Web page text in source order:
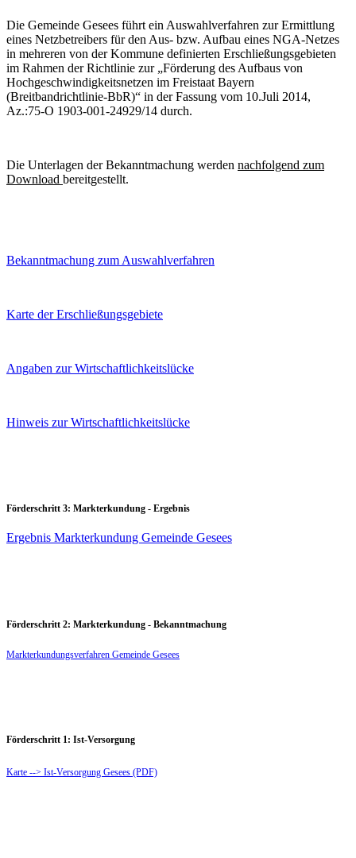
Die Gemeinde Gesees führt ein Auswahlverfahren zur Ermittlung
eines Netzbetreibers für den Aus- bzw. Aufbau eines NGA-Netzes
in mehreren von der Kommune definierten Erschließungsgebieten
im Rahmen der Richtlinie zur „Förderung des Aufbaus von
Hochgeschwindigkeitsnetzen im Freistaat Bayern
(Breitbandrichtlinie-BbR)“ in der Fassung vom 10.Juli 2014,
Az.:75-O 1903-001-24929/14 durch.
Die Unterlagen der Bekanntmachung werden nachfolgend zum
Download bereitgestellt.
Bekanntmachung zum Auswahlverfahren
Karte der Erschließungsgebiete
Angaben zur Wirtschaftlichkeitslücke
Hinweis zur Wirtschaftlichkeitslücke
Förderschritt 3: Markterkundung - Ergebnis
Ergebnis Markterkundung Gemeinde Gesees
Förderschritt 2: Markterkundung - Bekanntmachung
Markterkundungsverfahren Gemeinde Gesees
Förderschritt 1: Ist-Versorgung
Karte --> Ist-Versorgung Gesees (PDF)